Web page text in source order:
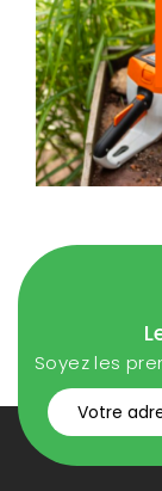
Soyez les